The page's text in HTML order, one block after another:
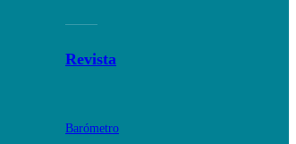
Revista
Barómetro